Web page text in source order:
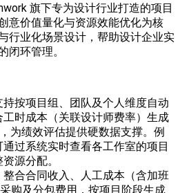
旗下专为设计行业打造的项目
意价值量化与资源效能优化为核
行业化场景设计，帮助设计企业实
闭环管理。
按项目组、团队及个人维度自动
时成本（关联设计师费率）生成
为绩效评估提供硬数据支撑。例
过系统实时查看各工作室的项目
源分配。
合合同收入、人工成本（含加班
购及分包费用，按项目阶段生成